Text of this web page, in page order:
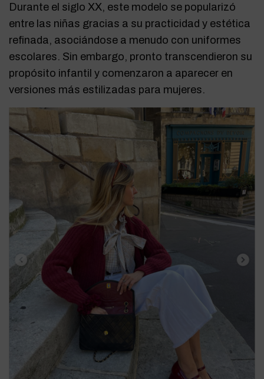
Durante el siglo XX, este modelo se popularizó
entre las niñas gracias a su practicidad y estética
refinada, asociándose a menudo con uniformes
escolares. Sin embargo, pronto transcendieron su
propósito infantil y comenzaron a aparecer en
versiones más estilizadas para mujeres.